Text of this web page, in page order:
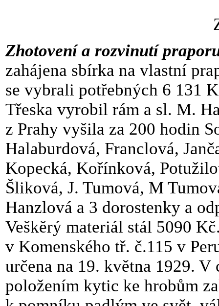
Zhotovení a rozvinutí
zahájena sbírka na vlastní
se vybrali potřebných 6 131
Třeska vyrobil rám a sl. M.
z Prahy vyšila za 200 hodin
Halaburdová, Franclová,
Kopecká, Kořínková,
Šliková, J. Tumová, M
Hanzlová a 3 dorostenky a
Veškěrý materiál stál 5090
v Komenského tř. č.115 v
určena na 19. května 1929.
položením kytic ke hrobům